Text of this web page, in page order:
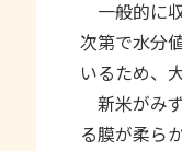
一般的に
次第で水分
いるため、
新米がみ
る膜が柔ら